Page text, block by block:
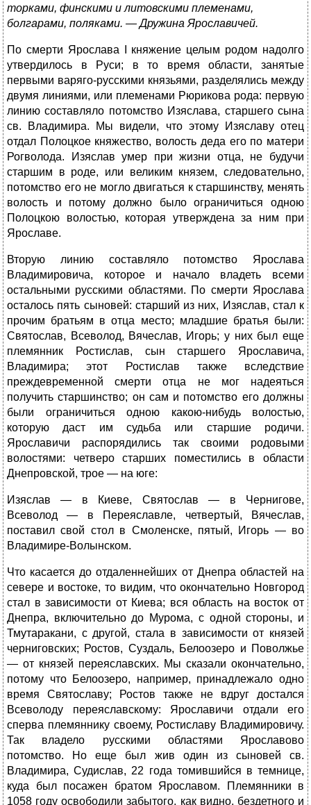
торками, финскими и литовскими племенами,
болгарами, поляками. — Дружина Ярославичей.
По смерти Ярослава I княжение целым родом надолго
утвердилось в Руси; в то время области, занятые
первыми варяго-русскими князьями, разделялись между
двумя линиями, или племенами Рюрикова рода: первую
линию составляло потомство Изяслава, старшего сына
св. Владимира. Мы видели, что этому Изяславу отец
отдал Полоцкое княжество, волость деда его по матери
Рогволода. Изяслав умер при жизни отца, не будучи
старшим в роде, или великим князем, следовательно,
потомство его не могло двигаться к старшинству, менять
волость и потому должно было ограничиться одною
Полоцкою волостью, которая утверждена за ним при
Ярославе.
Вторую линию составляло потомство Ярослава
Владимировича, которое и начало владеть всеми
остальными русскими областями. По смерти Ярослава
осталось пять сыновей: старший из них, Изяслав, стал к
прочим братьям в отца место; младшие братья были:
Святослав, Всеволод, Вячеслав, Игорь; у них был еще
племянник Ростислав, сын старшего Ярославича,
Владимира; этот Ростислав также вследствие
преждевременной смерти отца не мог надеяться
получить старшинство; он сам и потомство его должны
были ограничиться одною какою-нибудь волостью,
которую даст им судьба или старшие родичи.
Ярославичи распорядились так своими родовыми
волостями: четверо старших поместились в области
Днепровской, трое — на юге:
Изяслав — в Киеве, Святослав — в Чернигове,
Всеволод — в Переяславле, четвертый, Вячеслав,
поставил свой стол в Смоленске, пятый, Игорь — во
Владимире-Волынском.
Что касается до отдаленнейших от Днепра областей на
севере и востоке, то видим, что окончательно Новгород
стал в зависимости от Киева; вся область на восток от
Днепра, включительно до Мурома, с одной стороны, и
Тмутаракани, с другой, стала в зависимости от князей
черниговских; Ростов, Суздаль, Белоозеро и Поволжье
— от князей переяславских. Мы сказали окончательно,
потому что Белоозеро, например, принадлежало одно
время Святославу; Ростов также не вдруг достался
Всеволоду переяславскому: Ярославичи отдали его
сперва племяннику своему, Ростиславу Владимировичу.
Так владело русскими областями Ярославово
потомство. Но еще был жив один из сыновей св.
Владимира, Судислав, 22 года томившийся в темнице,
куда был посажен братом Ярославом. Племянники в
1058 году освободили забытого, как видно, бездетного и